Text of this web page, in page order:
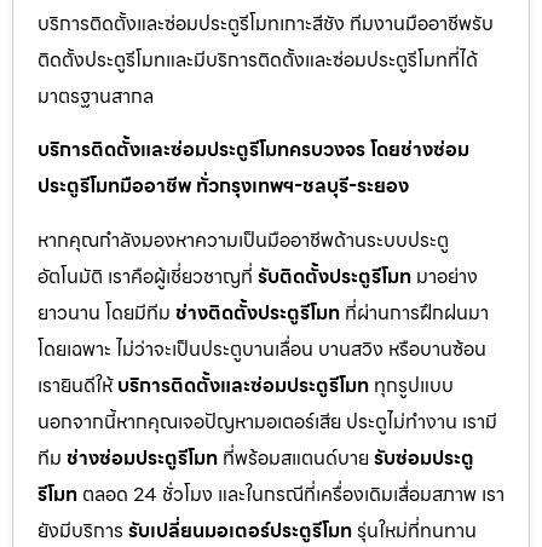
บริการติดตั้งและซ่อมประตูรีโมทเกาะสีชัง ทีมงานมืออาชีพรับ
ติดตั้งประตูรีโมทและมีบริการติดตั้งและซ่อมประตูรีโมทที่ได้
มาตรฐานสากล
บริการติดตั้งและซ่อมประตูรีโมทครบวงจร โดยช่างซ่อม
ประตูรีโมทมืออาชีพ ทั่วกรุงเทพฯ-ชลบุรี-ระยอง
หากคุณกำลังมองหาความเป็นมืออาชีพด้านระบบประตู
อัตโนมัติ เราคือผู้เชี่ยวชาญที่ รับติดตั้งประตูรีโมท มาอย่าง
ยาวนาน โดยมีทีม ช่างติดตั้งประตูรีโมท ที่ผ่านการฝึกฝนมา
โดยเฉพาะ ไม่ว่าจะเป็นประตูบานเลื่อน บานสวิง หรือบานซ้อน
เรายินดีให้บริการติดตั้งและซ่อมประตูรีโมท ทุกรูปแบบ
นอกจากนี้หากคุณเจอปัญหามอเตอร์เสีย ประตูไม่ทำงาน เรามี
ทีม ช่างซ่อมประตูรีโมท ที่พร้อมสแตนด์บาย รับซ่อมประตู
รีโมท ตลอด 24 ชั่วโมง และในกรณีที่เครื่องเดิมเสื่อมสภาพ เรา
ยังมีบริการ รับเปลี่ยนมอเตอร์ประตูรีโมทรุ่นใหม่ที่ทนทาน